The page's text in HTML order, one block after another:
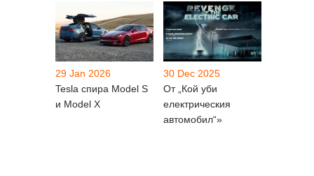
29 Jan 2026
Tesla спира Model S
и Model X
30 Dec 2025
От „Кой уби
електрическия
автомобил“»